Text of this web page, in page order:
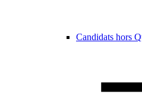
Candidats hors